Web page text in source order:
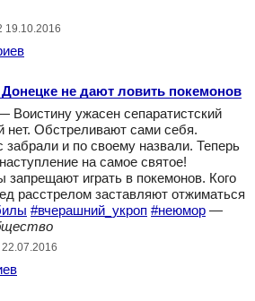
19.10.2016
не дают ловить покемонов
Воистину ужасен сепаратистский
нет. Обстреливают сами себя.
забрали и по своему назвали. Теперь
на самое святое!
запрещают играть в покемонов. Кого
расстрелом заставляют отжиматься
#вчерашний_укроп #неюмор —